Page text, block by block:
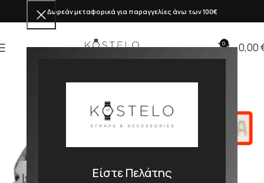
Είστε Πελάτης
Δωρεάν μεταφορικά για παραγγελίες άνω των 100€
0 0,00